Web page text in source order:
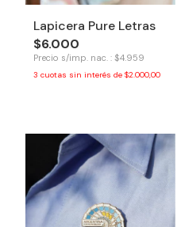
Lapicera Pure Letras
$6.000
Precio s/imp. nac. : $4.959
3 cuotas sin interés de $2.000,00